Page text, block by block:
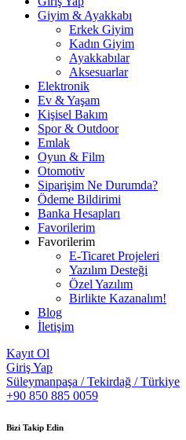
Giyim & Ayakkabı
Erkek Giyim
Kadın Giyim
Ayakkabılar
Aksesuarlar
Elektronik
Ev & Yaşam
Kişisel Bakım
Spor & Outdoor
Emlak
Oyun & Film
Otomotiv
Siparişim Ne Durumda?
Ödeme Bildirimi
Banka Hesapları
Favorilerim
Favorilerim
E-Ticaret Projeleri
Yazılım Desteği
Özel Yazılım
Birlikte Kazanalım!
Blog
İletişim
Kayıt Ol
Giriş Yap
Süleymanpaşa / Tekirdağ / Türkiye
+90 850 885 0059
Bizi Takip Edin